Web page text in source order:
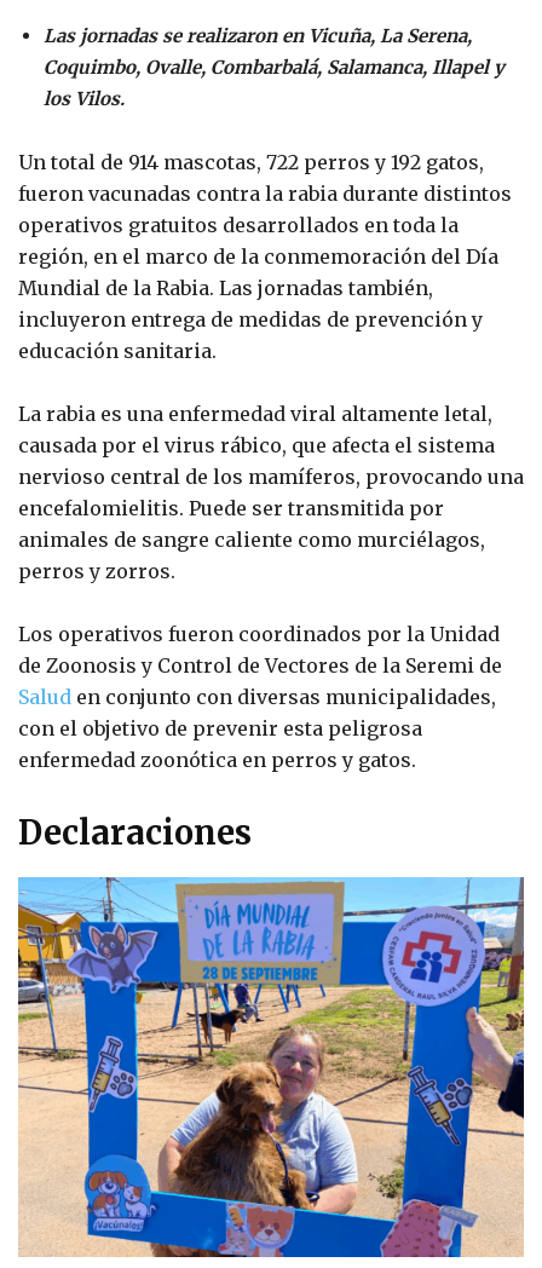
Las jornadas se realizaron en Vicuña, La Serena,
Coquimbo, Ovalle, Combarbalá, Salamanca, Illapel y
los Vilos.
Un total de 914 mascotas, 722 perros y 192 gatos,
fueron vacunadas contra la rabia durante distintos
operativos gratuitos desarrollados en toda la
región, en el marco de la conmemoración del Día
Mundial de la Rabia. Las jornadas también,
incluyeron entrega de medidas de prevención y
educación sanitaria.
La rabia es una enfermedad viral altamente letal,
causada por el virus rábico, que afecta el sistema
nervioso central de los mamíferos, provocando una
encefalomielitis. Puede ser transmitida por
animales de sangre caliente como murciélagos,
perros y zorros.
Los operativos fueron coordinados por la Unidad
de Zoonosis y Control de Vectores de la Seremi de
Salud en conjunto con diversas municipalidades,
con el objetivo de prevenir esta peligrosa
enfermedad zoonótica en perros y gatos.
Declaraciones